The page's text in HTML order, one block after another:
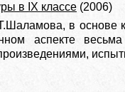
в IX классе (2006)
в основе
аспекте